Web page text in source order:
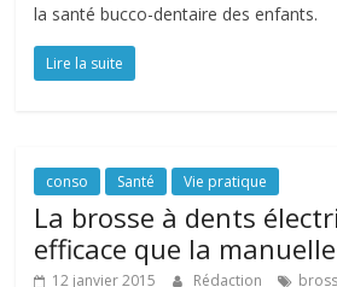
la santé bucco-dentaire des enfants.
Lire la suite
conso Santé Vie pratique
La brosse à dents
efficace que la manuelle
12 janvier 2015 Rédaction